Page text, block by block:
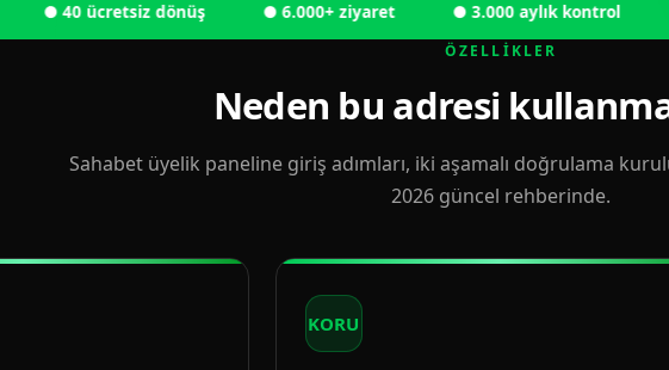
● 40 ücretsiz dönüş ● 6.000+ ziyaret ● 3.000 aylık kontrol ●
ÖZELLIKLER
Neden bu adresi
Sahabet üyelik paneline giriş adımları, iki aşamalı doğrulama
2026 güncel rehberinde.
KORU